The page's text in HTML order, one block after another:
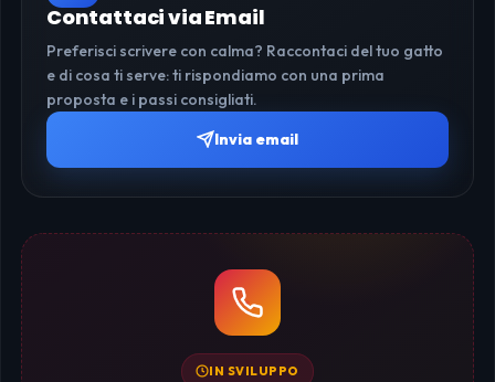
Contattaci via Email
Preferisci scrivere con calma? Raccontaci del tuo gatto
e di cosa ti serve: ti rispondiamo con una prima
proposta e i passi consigliati.
Invia email
IN SVILUPPO